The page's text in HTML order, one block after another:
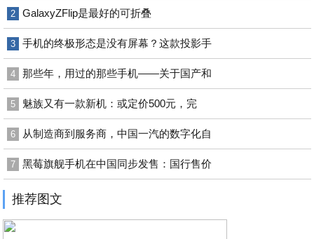
2 GalaxyZFlip是最好的可折叠
3 手机的终极形态是没有屏幕？这款投影手
4 那些年，用过的那些手机——关于国产和
5 魅族又有一款新机：或定价500元，完
6 从制造商到服务商，中国一汽的数字化自
7 黑莓旗舰手机在中国同步发售：国行售价
推荐图文